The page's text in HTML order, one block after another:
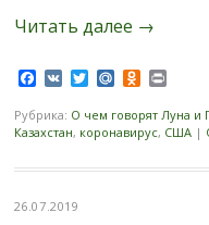
Читать далее →
Facebook
VKTwitterMail.RuPrint
Рубрика: О чем говорят Луна и
Казахстан, коронавирус, США |
26.07.2019